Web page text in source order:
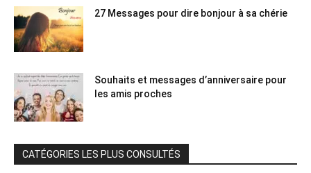
27 Messages pour dire bonjour à sa chérie
Souhaits et messages d’anniversaire pour
les amis proches
CATÉGORIES LES PLUS CONSULTÉS